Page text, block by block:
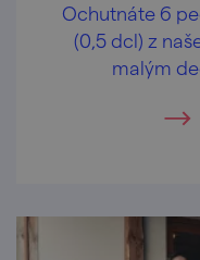
Ochutnáte 6
(0,5 dcl) z
malým